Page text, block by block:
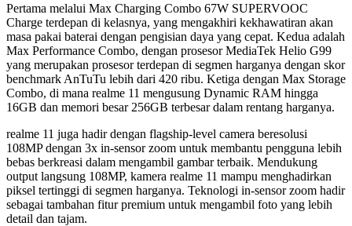
Pertama melalui Max Charging Combo 67W SUPERVOOC
Charge terdepan di kelasnya, yang mengakhiri kekhawatiran akan
masa pakai baterai dengan pengisian daya yang cepat. Kedua adalah
Max Performance Combo, dengan prosesor MediaTek Helio G99
yang merupakan prosesor terdepan di segmen harganya dengan skor
benchmark AnTuTu lebih dari 420 ribu. Ketiga dengan Max Storage
Combo, di mana realme 11 mengusung Dynamic RAM hingga
16GB dan memori besar 256GB terbesar dalam rentang harganya.
realme 11 juga hadir dengan flagship-level camera beresolusi
108MP dengan 3x in-sensor zoom untuk membantu pengguna lebih
bebas berkreasi dalam mengambil gambar terbaik. Mendukung
output langsung 108MP, kamera realme 11 mampu menghadirkan
piksel tertinggi di segmen harganya. Teknologi in-sensor zoom hadir
sebagai tambahan fitur premium untuk mengambil foto yang lebih
detail dan tajam.